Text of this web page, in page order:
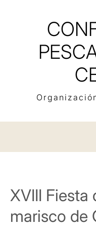
XVIII Fiesta
marisco de